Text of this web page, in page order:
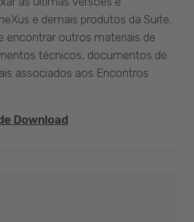
e demais produtos da Suite.
encontrar outros materiais de
técnicos, documentos de
associados aos Encontros
Download